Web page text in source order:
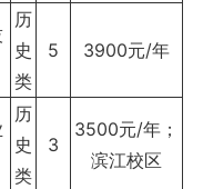
历
史
类
5 3900元/年
历
史
类
3
3500元/年；
滨江校区